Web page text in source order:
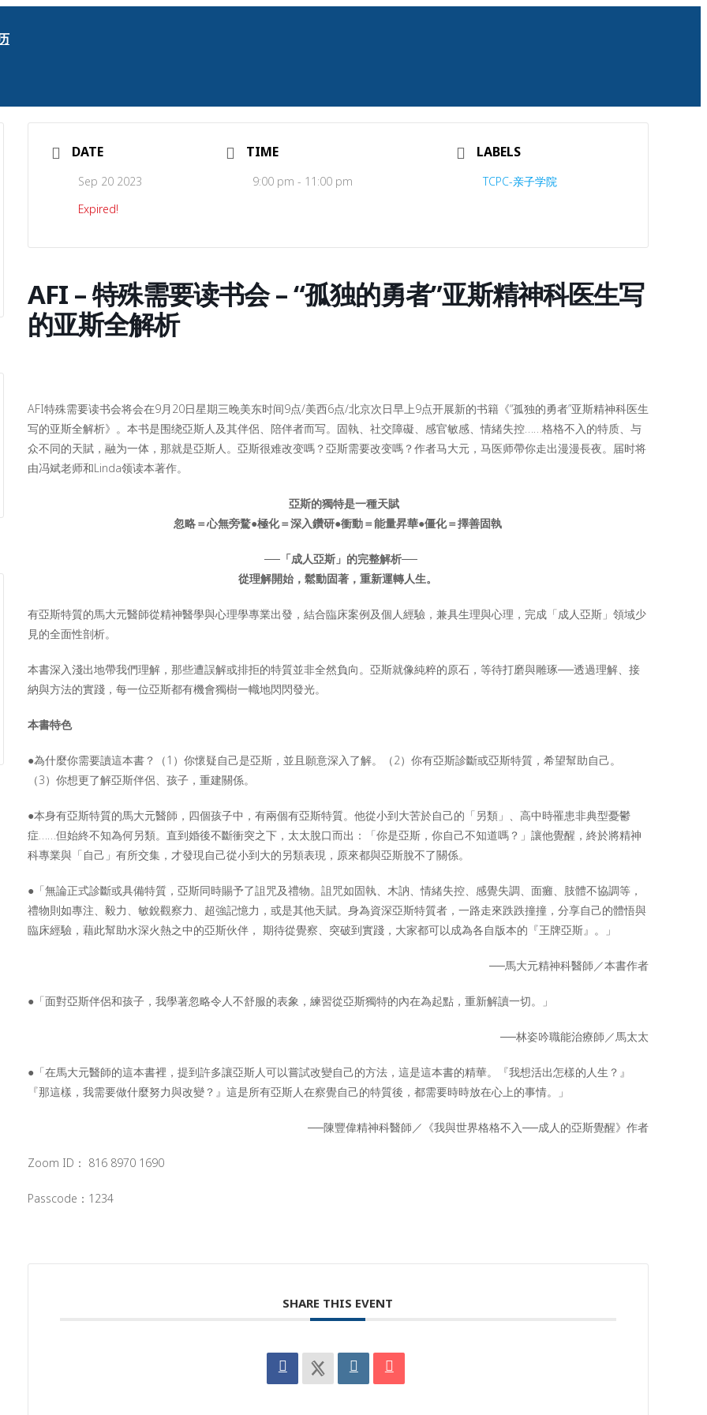
DATE
Sep 20 2023
Expired!
TIME
9:00 pm - 11:00 pm
LABELS
TCPC-亲子学院
AFI – 特殊需要读书会 – “孤独的勇者”亚斯精神科医生写
的亚斯全解析
AFI特殊需要读书会将会在9月20日星期三晚美东时间9点/美西6点/北京次日早上9点开展新的书籍《“孤独的勇者”亚斯精神科医生
写的亚斯全解析》。本书是围绕亞斯人及其伴侶、陪伴者而写。固執、社交障礙、感官敏感、情緒失控……格格不入的特质、与
众不同的天賦，融为一体，那就是亞斯人。亞斯很难改变嗎？亞斯需要改变嗎？作者马大元，马医师帶你走出漫漫長夜。届时将
由冯斌老师和Linda领读本著作。
亞斯的獨特是一種天賦
忽略＝心無旁騖●極化＝深入鑽研●衝動＝能量昇華●僵化＝擇善固執
──「成人亞斯」的完整解析──
從理解開始，鬆動固著，重新運轉人生。
有亞斯特質的馬大元醫師從精神醫學與心理學專業出發，結合臨床案例及個人經驗，兼具生理與心理，完成「成人亞斯」領域少
見的全面性剖析。
本書深入淺出地帶我們理解，那些遭誤解或排拒的特質並非全然負向。亞斯就像純粹的原石，等待打磨與雕琢──透過理解、接
納與方法的實踐，每一位亞斯都有機會獨樹一幟地閃閃發光。
本書特色
●為什麼你需要讀這本書？（1）你懷疑自己是亞斯，並且願意深入了解。（2）你有亞斯診斷或亞斯特質，希望幫助自己。
（3）你想更了解亞斯伴侶、孩子，重建關係。
●本身有亞斯特質的馬大元醫師，四個孩子中，有兩個有亞斯特質。他從小到大苦於自己的「另類」、高中時罹患非典型憂鬱
症……但始終不知為何另類。直到婚後不斷衝突之下，太太脫口而出：「你是亞斯，你自己不知道嗎？」讓他覺醒，終於將精神
科專業與「自己」有所交集，才發現自己從小到大的另類表現，原來都與亞斯脫不了關係。
●「無論正式診斷或具備特質，亞斯同時賜予了詛咒及禮物。詛咒如固執、木訥、情緒失控、感覺失調、面癱、肢體不協調等，
禮物則如專注、毅力、敏銳觀察力、超強記憶力，或是其他天賦。身為資深亞斯特質者，一路走來跌跌撞撞，分享自己的體悟與
臨床經驗，藉此幫助水深火熱之中的亞斯伙伴， 期待從覺察、突破到實踐，大家都可以成為各自版本的『王牌亞斯』。」
──馬大元精神科醫師／本書作者
●「面對亞斯伴侶和孩子，我學著忽略令人不舒服的表象，練習從亞斯獨特的內在為起點，重新解讀一切。」
──林姿吟職能治療師／馬太太
●「在馬大元醫師的這本書裡，提到許多讓亞斯人可以嘗試改變自己的方法，這是這本書的精華。『我想活出怎樣的人生？』
『那這樣，我需要做什麼努力與改變？』這是所有亞斯人在察覺自己的特質後，都需要時時放在心上的事情。」
──陳豐偉精神科醫師／《我與世界格格不入──成人的亞斯覺醒》作者
Zoom ID： 816 8970 1690
Passcode：1234
SHARE THIS EVENT